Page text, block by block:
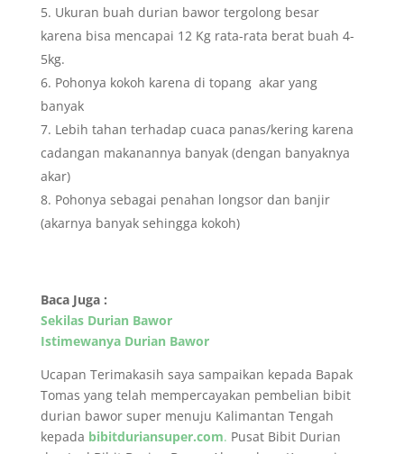
Ukuran buah durian bawor tergolong besar
karena bisa mencapai 12 Kg rata-rata berat buah 4-
5kg.
Pohonya kokoh karena di topang akar yang
banyak
Lebih tahan terhadap cuaca panas/kering karena
cadangan makanannya banyak (dengan banyaknya
akar)
Pohonya sebagai penahan longsor dan banjir
(akarnya banyak sehingga kokoh)
Baca Juga :
Sekilas Durian Bawor
Istimewanya Durian Bawor
Ucapan Terimakasih saya sampaikan kepada Bapak
Tomas yang telah mempercayakan pembelian bibit
durian bawor super menuju Kalimantan Tengah
kepada bibitduriansuper.com. Pusat Bibit Durian